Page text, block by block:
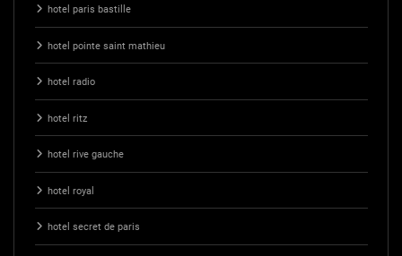
hotel paris bastille
hotel pointe saint mathieu
hotel radio
hotel ritz
hotel rive gauche
hotel royal
hotel secret de paris